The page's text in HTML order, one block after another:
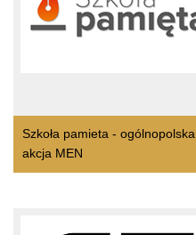
Szkoła pamieta - ogólnopolska
akcja MEN